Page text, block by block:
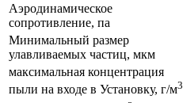
Аэродинамическое
сопротивление, па
Минимальный размер
улавливаемых частиц, мкм
максимальная концентрация
пыли на входе в Установку, г/м3